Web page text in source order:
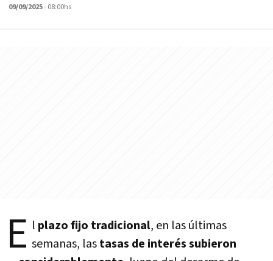
09/09/2025- 08:00hs
E l plazo fijo tradicional, en las últimas
semanas, lastasas de interés subieron